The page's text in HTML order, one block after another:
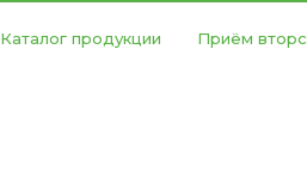
Каталог продукции Приём